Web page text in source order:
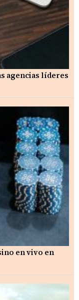
agencias líderes
en vivo en